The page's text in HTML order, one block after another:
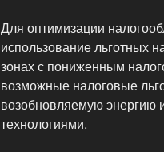
Для оптимизации
использование льготных
зонах с пониженным
возможные налоговые
возобновляемую
технологиями.